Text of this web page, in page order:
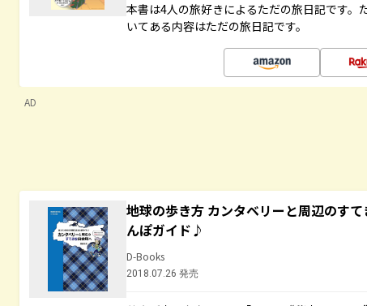
本書は4人の旅好きによるただの旅日記です
いてある内容はただの旅日記です。
AD
地球の歩き方 カンタベリーと周辺のす
んぽガイド♪
D-Books
2018.07.26 発売